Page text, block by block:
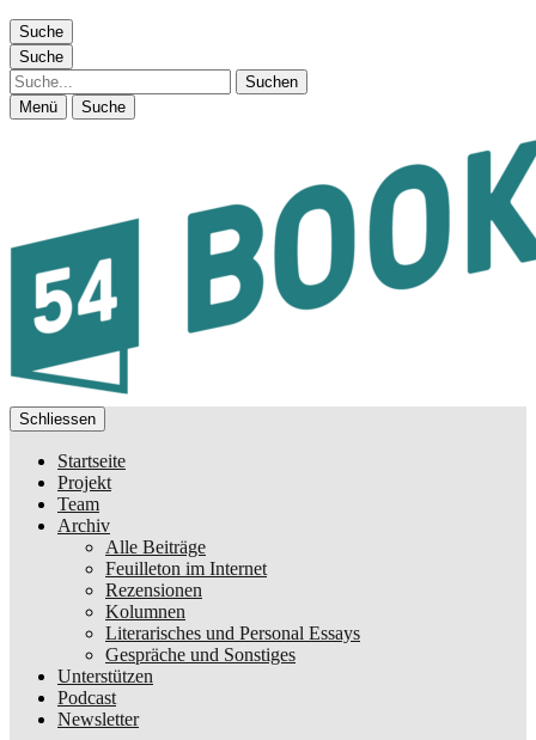
Suche
Suche
Suche
Menü Suche
Schliessen
Startseite
Projekt
Team
Archiv
Alle Beiträge
Feuilleton im Internet
Rezensionen
Kolumnen
Literarisches und Personal Essays
Gespräche und Sonstiges
Unterstützen
Podcast
Newsletter